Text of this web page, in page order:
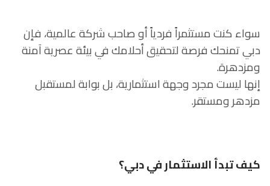
سواء كنت مستثمراً فردياً أو صاحب شركة عالمية، فإن
دبي تمنحك فرصة لتحقيق أحلامك في بيئة عصرية آمنة
ومزدهرة.
إنها ليست مجرد وجهة استثمارية، بل بوابة لمستقبل
مزدهر ومستقر.
كيف تبدأ الاستثمار في دبي؟